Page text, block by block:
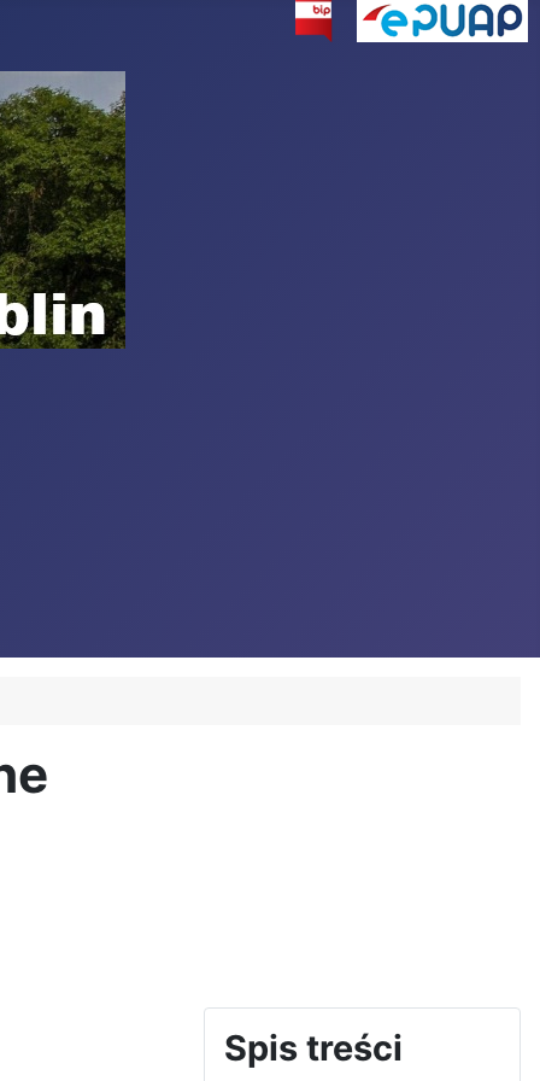
Spis treści